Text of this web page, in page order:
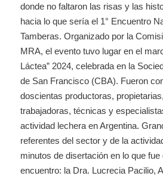
donde no faltaron las risas y las
hacia lo que sería el 1° Encuentro
Tamberas. Organizado por la
MRA, el evento tuvo lugar en el
Láctea” 2024, celebrada en la
de San Francisco (CBA). Fueron
doscientas productoras,
trabajadoras, técnicas y
actividad lechera en Argentina.
referentes del sector y de la
minutos de disertación en lo que fue
encuentro: la Dra. Lucrecia Pacilio,